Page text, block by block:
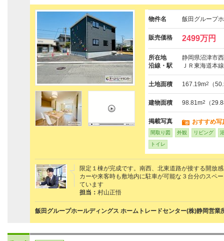
物件名 飯田グループ
販売価格 2499万円
所在地
静岡県沼津市
沿線・駅
ＪＲ東海道本
土地面積 167.19m2 （
建物面積 98.81m2 （
掲載写真 おすすめ写
間取り図 外観 リビング
トイレ
限定１棟が完成です。南西、北東道路が接する開放
カーや来客時も敷地内に駐車が可能な３台分のスペ
ています
担当： 村山正悟
飯田グループホールディングス ホームトレードセンター(株)静岡営業